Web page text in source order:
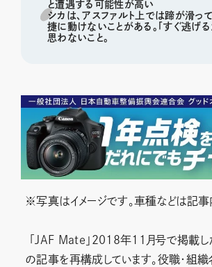
と遭遇する可能性が高い
シカは、アスファルト上では蹄が滑っ
捷に動けないことがある。「すぐ逃げる
思わないこと。
※写真はイメージです。車種などは記事
「JAF Mate」2018年11月号で掲載し
の記事を再構成しています。役職・組